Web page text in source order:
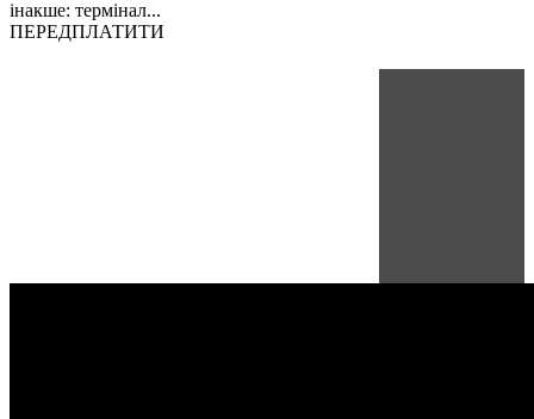
інакше: термінал...
ПЕРЕДПЛАТИТИ